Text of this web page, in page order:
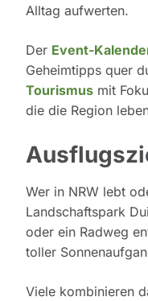
Alltag aufwerten.
Der Event-
Geheimtipps quer
Tourismus mit
die die Region
Wer in NRW lebt
Landschaftspark
oder ein Radweg
toller
Viele kombinieren